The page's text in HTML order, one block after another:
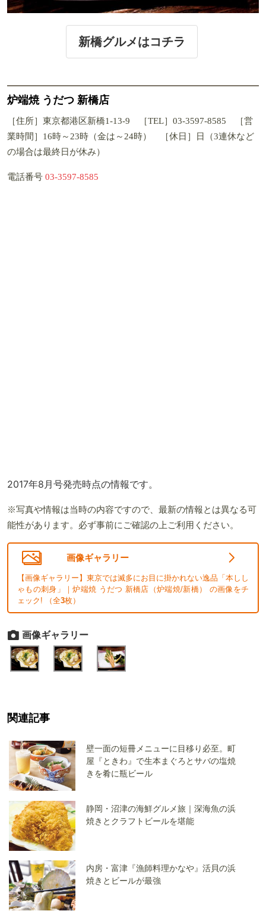
新橋グルメはコチラ
炉端焼 うだつ 新橋店
［住所］東京都港区新橋1-13-9 ［TEL］03-3597-8585 ［営
業時間］16時～23時（金は～24時） ［休日］日（3連休など
の場合は最終日が休み）
電話番号 03-3597-8585
2017年8月号発売時点の情報です。
※写真や情報は当時の内容ですので、最新の情報とは異なる可
能性があります。必ず事前にご確認の上ご利用ください。
画像ギャラリー
【画像ギャラリー】東京では滅多にお目に掛かれない逸品「本しし
ゃもの刺身」｜炉端焼 うだつ 新橋店（炉端焼/新橋） の画像をチ
ェック! （全3枚）
画像ギャラリー
関連記事
壁一面の短冊メニューに目移り必至。町
屋『ときわ』で生本まぐろとサバの塩焼
きを肴に瓶ビール
静岡・沼津の海鮮グルメ旅｜深海魚の浜
焼きとクラフトビールを堪能
内房・富津『漁師料理かなや』活貝の浜
焼きとビールが最強